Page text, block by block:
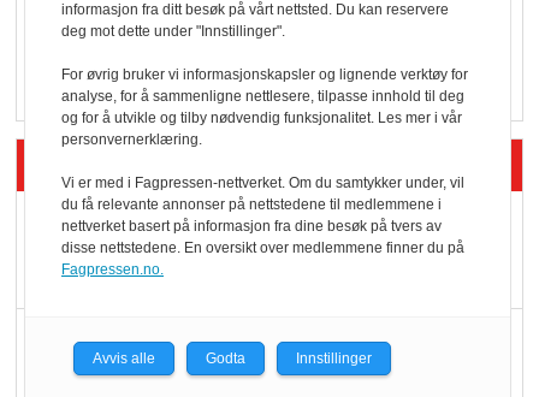
Vokser med ferdigmat
i dagligvare
Rema-flaggskip
dundrer videre
Slik opprettholdes
ølsalget
informasjon fra ditt besøk på vårt nettsted. Du kan reservere
deg mot dette under "Innstillinger".
For øvrig bruker vi informasjonskapsler og lignende verktøy for
analyse, for å sammenligne nettlesere, tilpasse innhold til deg
og for å utvikle og tilby nødvendig funksjonalitet. Les mer i vår
personvernerklæring.
Vi er med i Fagpressen-nettverket. Om du samtykker under, vil
du få relevante annonser på nettstedene til medlemmene i
nettverket basert på informasjon fra dine besøk på tvers av
disse nettstedene. En oversikt over medlemmene finner du på
Fagpressen.no.
Avvis alle Godta Innstillinger